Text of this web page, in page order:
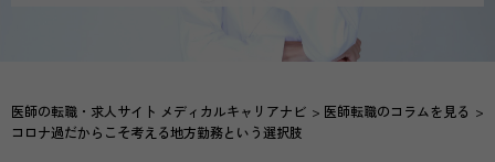
医師の転職・求人サイト メディカルキャリアナビ
医師転職のコラムを見る
コロナ過だからこそ考える地方勤務という選択肢